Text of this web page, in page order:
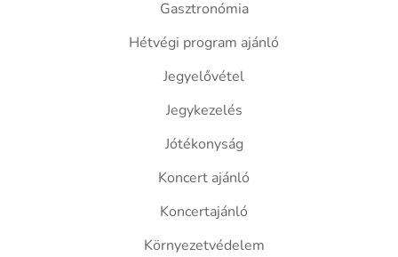
Gasztronómia
Hétvégi program ajánló
Jegyelővétel
Jegykezelés
Jótékonyság
Koncert ajánló
Koncertajánló
Környezetvédelem